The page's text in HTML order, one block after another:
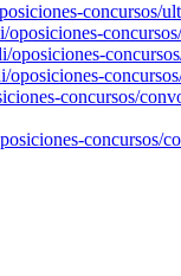
concursos/
oposiciones-
concursos/
concursos/